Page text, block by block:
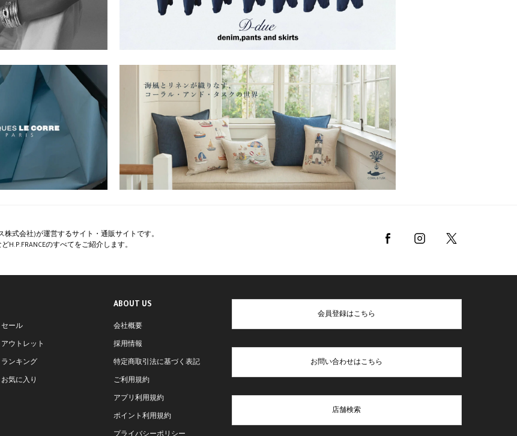
株式会社)が運営するサイト・通販サイトです。
のすべてをご紹介します。
セール
アウトレット
ランキング
お気に入り
ABOUT US
会社概要
採用情報
特定商取引法に基づく表記
ご利用規約
アプリ利用規約
ポイント利用規約
会員登録はこちら
お問い合わせはこちら
店舗検索